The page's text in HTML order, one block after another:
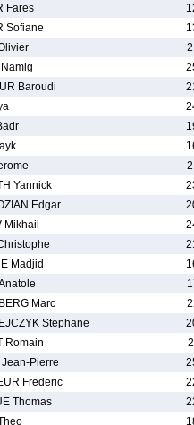
Fares
Sofiane
Baroudi
Yannick
Edgar
Mikhail
Madjid
Marc
Stephane
Romain
Jean-Pierre
Frederic
Thomas